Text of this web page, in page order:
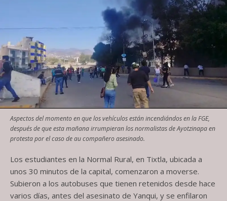
Aspectos del momento en que los vehículos están incendiándos en la FGE,
después de que esta mañana irrumpieran los normalistas de Ayotzinapa en
protesta por el caso de au compañero asesinado.
Los estudiantes en la Normal Rural, en Tixtla, ubicada a
unos 30 minutos de la capital, comenzaron a moverse.
Subieron a los autobuses que tienen retenidos desde hace
varios días, antes del asesinato de Yanqui, y se enfilaron